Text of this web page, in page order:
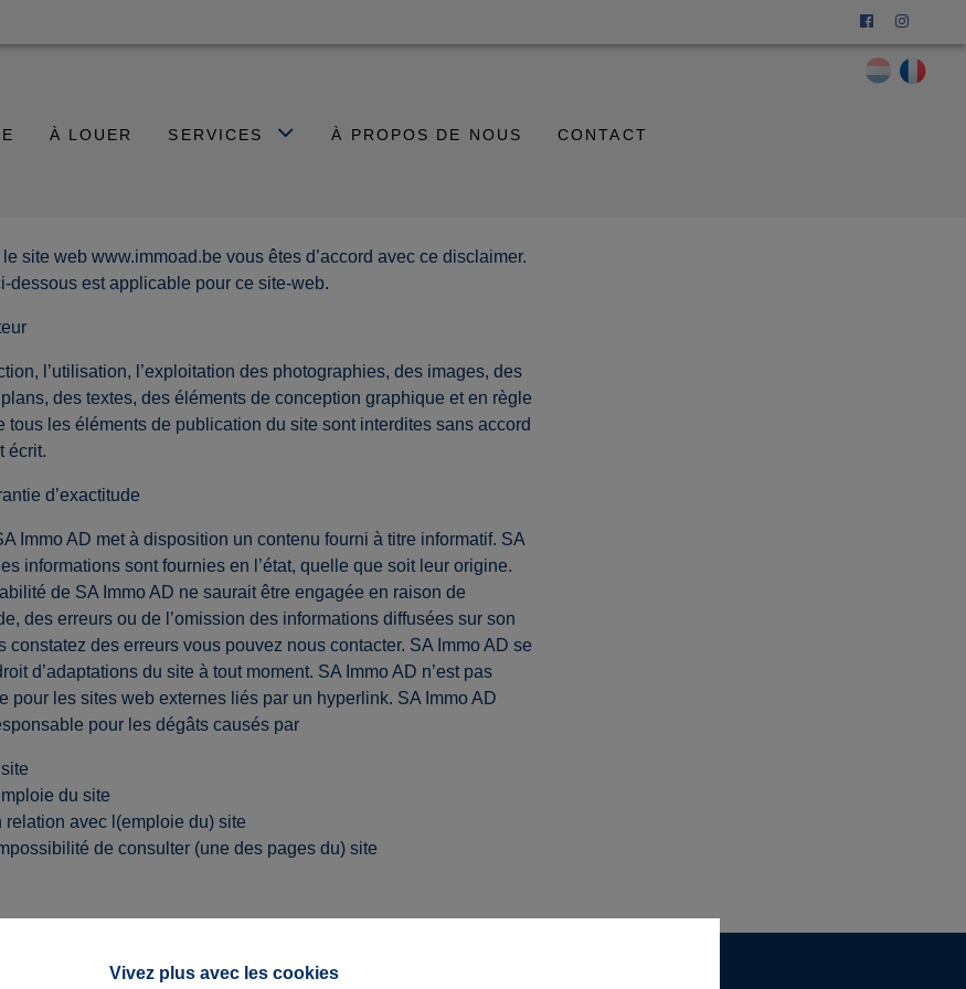
Vivez plus avec les cookies
À LOUER SERVICES À PROPOS DE NOUS CONTACT
site web www.immoad.be vous êtes d’accord avec ce disclaimer.
dessous est applicable pour ce site-web.
l’utilisation, l’exploitation des photographies, des images, des
des textes, des éléments de conception graphique et en règle
tous les éléments de publication du site sont interdites sans accord
écrit.
d’exactitude
Immo AD met à disposition un contenu fourni à titre informatif. SA
informations sont fournies en l’état, quelle que soit leur origine.
de SA Immo AD ne saurait être engagée en raison de
des erreurs ou de l’omission des informations diffusées sur son
constatez des erreurs vous pouvez nous contacter. SA Immo AD se
d’adaptations du site à tout moment. SA Immo AD n’est pas
pour les sites web externes liés par un hyperlink. SA Immo AD
pour les dégâts causés par
site
du site
relation avec l(emploie du) site
de consulter (une des pages du) site